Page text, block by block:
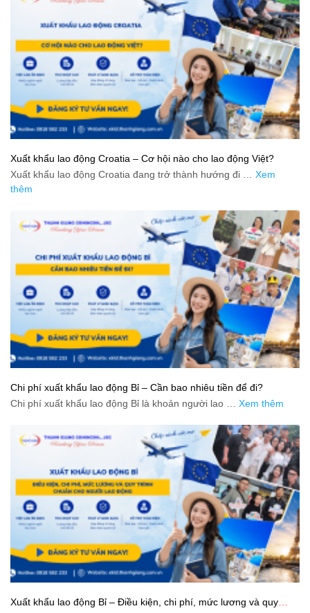
Xuất khẩu lao động Croatia – Cơ hội nào cho lao động Việt?
Xuất khẩu lao động Croatia đang trở thành hướng đi … Xem
thêm
Chi phí xuất khẩu lao động Bỉ – Cần bao nhiêu tiền để đi?
Chi phí xuất khẩu lao động Bỉ là khoản người lao … Xem thêm
Xuất khẩu lao động Bỉ – Điều kiện, chi phí, mức lương và quy